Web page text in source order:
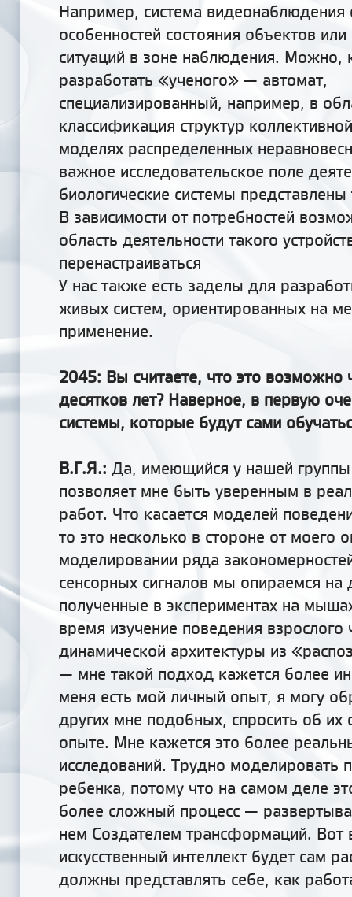
Например, система видеонаблюдения
особенностей состояния объектов
ситуаций в зоне наблюдения. Можно,
разработать «ученого» — автомат,
специализированный, например, в
классификация структур
моделях распределенных
важное исследовательское поле
биологические системы
В зависимости от потребностей
область деятельности такого
перенастраиваться
У нас также есть заделы для
живых систем, ориентированных на
применение.
2045: Вы считаете, что это возможно
десятков лет? Наверное, в первую
системы, которые будут сами
В.Г.Я.: Да, имеющийся у нашей
позволяет мне быть уверенным в
работ. Что касается моделей
то это несколько в стороне от моего
моделировании ряда
сенсорных сигналов мы опираемся на
полученные в экспериментах на
время изучение поведения взрослого
динамической архитектуры из
— мне такой подход кажется более
меня есть мой личный опыт, я могу
других мне подобных, спросить об их
опыте. Мне кажется это более
исследований. Трудно моделировать
ребенка, потому что на самом деле
более сложный процесс —
нем Создателем трансформаций. Вот
искусственный интеллект будет сам
должны представлять себе, как